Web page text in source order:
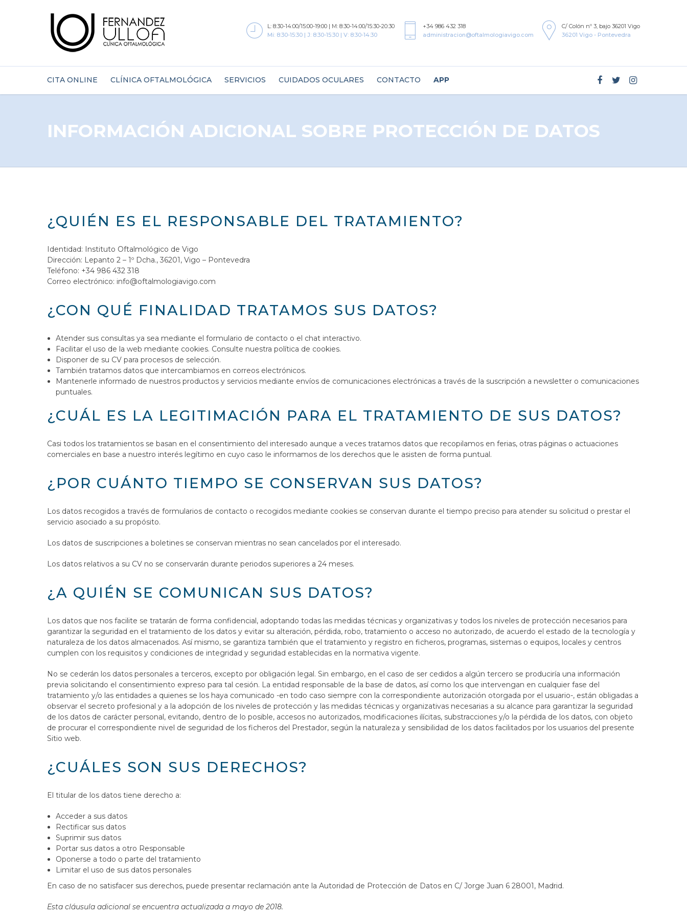
L: 8:30-14:00/15:00-19:00 | M: 8:30-14:00/15:30-20:30
Mi: 8:30-15:30 | J: 8:30-15:30 | V: 8:30-14:30
+34 986 432 318
administracion@oftalmologiavigo.com
C/ Colón nº 3, bajo 36201 Vigo
36201 Vigo - Pontevedra
CITA ONLINE CLÍNICA OFTALMOLÓGICA SERVICIOS CUIDADOS OCULARES CONTACTO APP
INFORMACIÓN ADICIONAL SOBRE PROTECCIÓN DE DATOS
¿QUIÉN ES EL RESPONSABLE DEL TRATAMIENTO?
Identidad: Instituto Oftalmológico de Vigo
Dirección: Lepanto 2 – 1º Dcha., 36201, Vigo – Pontevedra
Teléfono: +34 986 432 318
Correo electrónico: info@oftalmologiavigo.com
¿CON QUÉ FINALIDAD TRATAMOS SUS DATOS?
Atender sus consultas ya sea mediante el formulario de contacto o el chat interactivo.
Facilitar el uso de la web mediante cookies. Consulte nuestra política de cookies.
Disponer de su CV para procesos de selección.
También tratamos datos que intercambiamos en correos electrónicos.
Mantenerle informado de nuestros productos y servicios mediante envíos de comunicaciones electrónicas a través de la suscripción a newsletter o comunicaciones
puntuales.
¿CUÁL ES LA LEGITIMACIÓN PARA EL TRATAMIENTO DE SUS DATOS?
Casi todos los tratamientos se basan en el consentimiento del interesado aunque a veces tratamos datos que recopilamos en ferias, otras páginas o actuaciones
comerciales en base a nuestro interés legítimo en cuyo caso le informamos de los derechos que le asisten de forma puntual.
¿POR CUÁNTO TIEMPO SE CONSERVAN SUS DATOS?
Los datos recogidos a través de formularios de contacto o recogidos mediante cookies se conservan durante el tiempo preciso para atender su solicitud o prestar el
servicio asociado a su propósito.
Los datos de suscripciones a boletines se conservan mientras no sean cancelados por el interesado.
Los datos relativos a su CV no se conservarán durante periodos superiores a 24 meses.
¿A QUIÉN SE COMUNICAN SUS DATOS?
Los datos que nos facilite se tratarán de forma confidencial, adoptando todas las medidas técnicas y organizativas y todos los niveles de protección necesarios para
garantizar la seguridad en el tratamiento de los datos y evitar su alteración, pérdida, robo, tratamiento o acceso no autorizado, de acuerdo el estado de la tecnología y
naturaleza de los datos almacenados. Así mismo, se garantiza también que el tratamiento y registro en ficheros, programas, sistemas o equipos, locales y centros
cumplen con los requisitos y condiciones de integridad y seguridad establecidas en la normativa vigente.
No se cederán los datos personales a terceros, excepto por obligación legal. Sin embargo, en el caso de ser cedidos a algún tercero se produciría una información
previa solicitando el consentimiento expreso para tal cesión. La entidad responsable de la base de datos, así como los que intervengan en cualquier fase del
tratamiento y/o las entidades a quienes se los haya comunicado -en todo caso siempre con la correspondiente autorización otorgada por el usuario-, están obligadas a
observar el secreto profesional y a la adopción de los niveles de protección y las medidas técnicas y organizativas necesarias a su alcance para garantizar la seguridad
de los datos de carácter personal, evitando, dentro de lo posible, accesos no autorizados, modificaciones ilícitas, substracciones y/o la pérdida de los datos, con objeto
de procurar el correspondiente nivel de seguridad de los ficheros del Prestador, según la naturaleza y sensibilidad de los datos facilitados por los usuarios del presente
Sitio web.
¿CUÁLES SON SUS DERECHOS?
El titular de los datos tiene derecho a:
Acceder a sus datos
Rectificar sus datos
Suprimir sus datos
Portar sus datos a otro Responsable
Oponerse a todo o parte del tratamiento
Limitar el uso de sus datos personales
En caso de no satisfacer sus derechos, puede presentar reclamación ante la Autoridad de Protección de Datos en C/ Jorge Juan 6 28001, Madrid.
Esta cláusula adicional se encuentra actualizada a mayo de 2018.